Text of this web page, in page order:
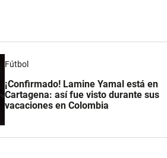
Fútbol
¡Confirmado! Lamine Yamal está en
Cartagena: así fue visto durante sus
vacaciones en Colombia